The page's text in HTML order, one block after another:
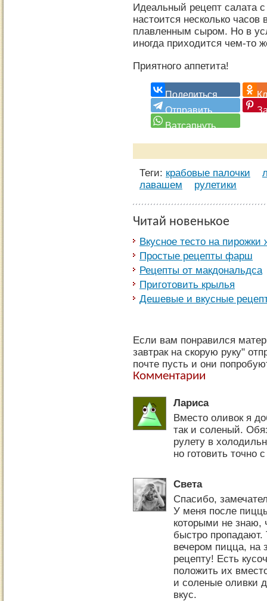
Идеальный рецепт салата
настоится несколько
плавленным сыром. Но в
иногда приходится чем-то
Приятного аппетита!
Теги: крабовые палочки
лавашем
рулетики
Читай новенькое
Вкусное тесто на пирожки
Простые рецепты фарш
Рецепты от макдональдса
Приготовить крылья
Дешевые и вкусные
Если вам понравился
завтрак на скорую руку"
почте пусть и они
Комментарии
Лариса
Вместо оливок я
так и соленый.
рулету в
но готовить точно
Света
Спасибо,
У меня после
которыми не знаю,
быстро пропадают.
вечером пицца,
рецепту! Есть
положить их
и соленые оливки
вкус.